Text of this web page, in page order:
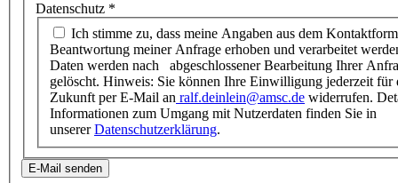
Datenschutz *
Beantwortung meiner Anfrage erhoben und verarbeitet
Daten werden nach abgeschlossener Bearbeitung Ihrer
gelöscht. Hinweis: Sie können Ihre Einwilligung jederzeit für
Zukunft per E-Mail an ralf.deinlein@amsc.de widerrufen.
Informationen zum Umgang mit Nutzerdaten finden Sie in
unsererDatenschutzerklärung.
E-Mail senden